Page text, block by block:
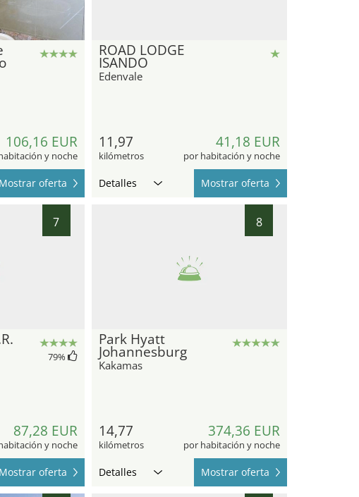
106,16 EUR
y noche
Mostrar oferta
ROAD LODGE
ISANDO
Edenvale
11,97
kilómetros
41,18 EUR
por habitación y noche
Detalles Mostrar oferta
7
79%
87,28 EUR
y noche
Mostrar oferta
8
Park Hyatt
Johannesburg
Kakamas
14,77
kilómetros
374,36 EUR
por habitación y noche
Detalles Mostrar oferta